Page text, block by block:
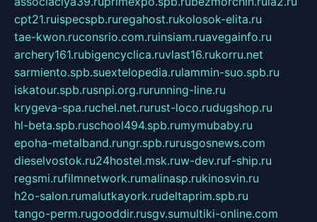
cpt21.ruispecspb.ruregahost.rukolosok-elita.ru
tae-kwon.ruconsrio.com.ruinsiam.ruavegainfo.ru
archery161.rubigencyclica.ruvlast16.rukorru.net
sarmiento.spb.suextelopedia.rulammin-suo.spb.ru
iskatour.spb.rusnpi.org.rurunning-line.ru
krygeva-spa.ruchel.net.rurust-loco.rudugshop.ru
hl-beta.spb.ruschool494.spb.rumymubaby.ru
epoha-metalband.rungr.spb.rurusgosnews.com
dieselvostok.ru24hostel.msk.ruw-dev.ruf-ship.ru
regsmi.rufilmnetwork.rumalinasp.rukinosvin.ru
h2o-salon.rumalutkayork.rudeltaprim.spb.ru
tango-perm.rugooddir.rusgv.sumultiki-online.com